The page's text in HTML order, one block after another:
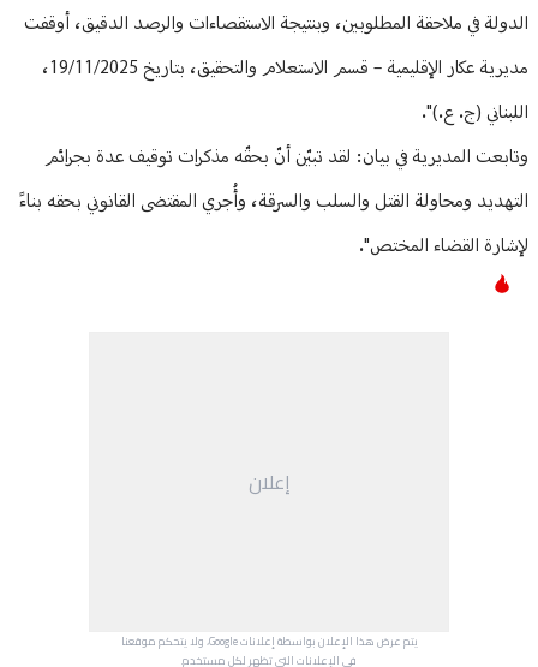
الدولة في ملاحقة المطلوبين، وبنتيجة الاستقصاءات والرصد الدقيق، أوقفت
مديرية عكار الإقليمية – قسم الاستعلام والتحقيق، بتاريخ 19/11/2025،
اللبناني (ج. ع.)".
وتابعت المديرية في بيان: لقد تبيّن أنّ بحقّه مذكرات توقيف عدة بجرائم
التهديد ومحاولة القتل والسلب والسرقة، وأُجري المقتضى القانوني بحقه بناءً
لإشارة القضاء المختص".
إعلان
يتم عرض هذا الإعلان بواسطة إعلانات Google، ولا يتحكم موقعنا
في الإعلانات التي تظهر لكل مستخدم.